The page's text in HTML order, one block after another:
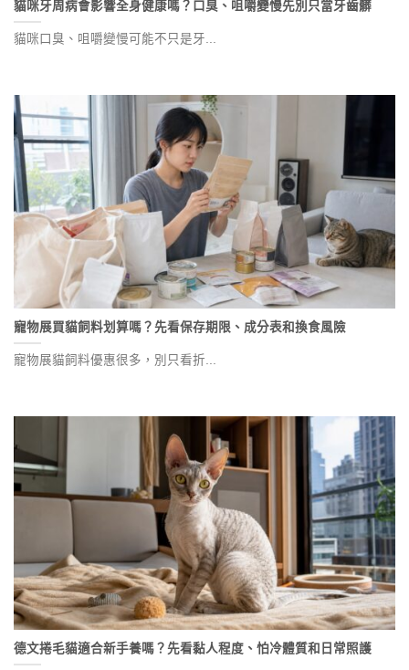
貓咪牙周病會影響全身健康嗎？口臭、咀嚼變慢先別只當牙齒髒
貓咪口臭、咀嚼變慢可能不只是牙...
寵物展買貓飼料划算嗎？先看保存期限、成分表和換食風險
寵物展貓飼料優惠很多，別只看折...
德文捲毛貓適合新手養嗎？先看黏人程度、怕冷體質和日常照護